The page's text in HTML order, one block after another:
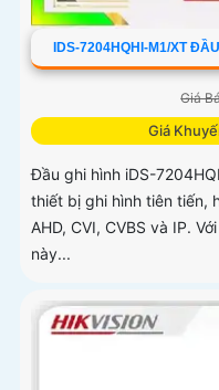
IDS-7204HQHI-M1/XT
Giá
Giá
Đầu ghi hình iDS-
thiết bị ghi hình tiên tiến,
AHD, CVI, CVBS và IP.
này...